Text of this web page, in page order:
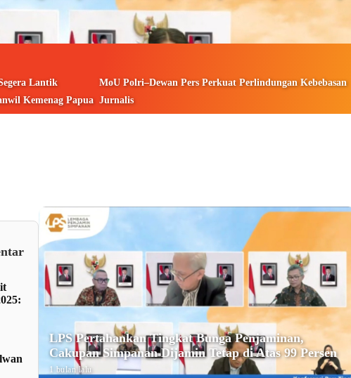
Lantik
Kemenag Papua
MoU Polri–Dewan Pers Perkuat Perlindungan Kebebasan
Jurnalis
LPS Pertahankan Tingkat Bunga Penjaminan,
Cakupan Simpanan Dijamin Tetap di Atas 99 Persen
1 bulan lalu